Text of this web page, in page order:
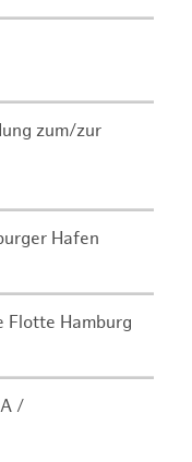
zum/zur
Hafen
Flotte Hamburg
/